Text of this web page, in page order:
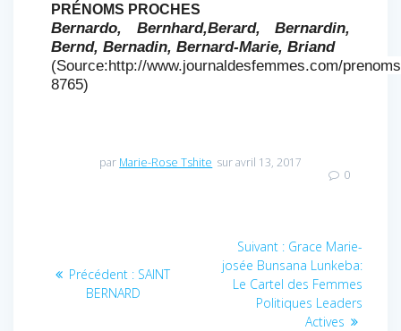
PRÉNOMS PROCHES
Bernardo, Bernhard,Berard, Bernardin,
Bernd, Bernadin, Bernard-Marie, Briand
(Source:http://www.journaldesfemmes.com/
8765)
par Marie-Rose Tshite sur avril 13, 2017
0
Précédent : Article
précédent
SAINT
BERNARD
Suivant : Article
suivant
:
Grace Marie-
josée Bunsana Lunkeba:
Le Cartel des Femmes
Politiques Leaders
Actives